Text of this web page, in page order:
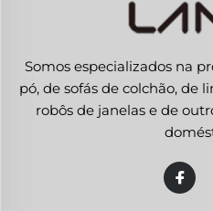
Somos especializados na
pó, de sofás de colchão, de
robôs de janelas e de